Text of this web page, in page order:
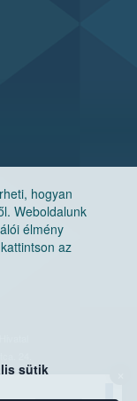
hogyan
Weboldalunk
élmény
az
sütik
30.